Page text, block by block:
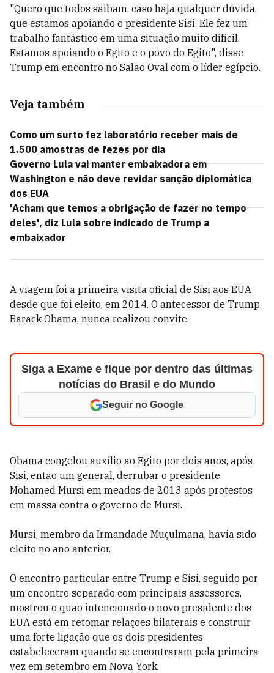
"Quero que todos saibam, caso haja qualquer dúvida,
que estamos apoiando o presidente Sisi. Ele fez um
trabalho fantástico em uma situação muito difícil.
Estamos apoiando o Egito e o povo do Egito", disse
Trump em encontro no Salão Oval com o líder egípcio.
Veja também
Como um surto fez laboratório receber mais de
1.500 amostras de fezes por dia
Governo Lula vai manter embaixadora em
Washington e não deve revidar sanção diplomática
dos EUA
'Acham que temos a obrigação de fazer no tempo
deles', diz Lula sobre indicado de Trump a
embaixador
A viagem foi a primeira visita oficial de Sisi aos EUA
desde que foi eleito, em 2014. O antecessor de Trump,
Barack Obama, nunca realizou convite.
Siga a Exame e fique por dentro das últimas
notícias do Brasil e do Mundo
Seguir no Google
Obama congelou auxílio ao Egito por dois anos, após
Sisi, então um general, derrubar o presidente
Mohamed Mursi em meados de 2013 após protestos
em massa contra o governo de Mursi.
Mursi, membro da Irmandade Muçulmana, havia sido
eleito no ano anterior.
O encontro particular entre Trump e Sisi, seguido por
um encontro separado com principais assessores,
mostrou o quão intencionado o novo presidente dos
EUA está em retomar relações bilaterais e construir
uma forte ligação que os dois presidentes
estabeleceram quando se encontraram pela primeira
vez em setembro em Nova York.